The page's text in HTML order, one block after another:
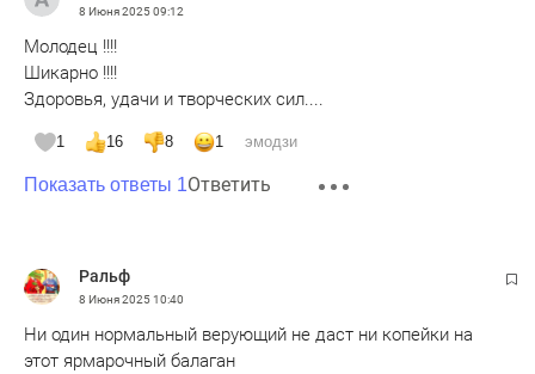
8 Июня 202509:12
Молодец !!!!
Шикарно !!!!
Здоровья, удачи и творческих сил....
1 16 8 1 эмодзи
Показать ответы 1Ответить
Ральф
8 Июня 202510:40
Ни один нормальный верующий не даст ни копейки на
этот ярмарочный балаган